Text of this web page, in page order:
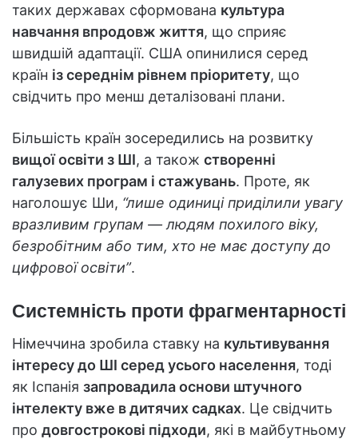
таких державах сформована культура
навчання впродовж життя, що сприяє
швидшій адаптації. США опинилися серед
країн із середнім рівнем пріоритету, що
свідчить про менш деталізовані плани.
Більшість країн зосередились на розвитку
вищої освіти з ШІ, а також створенні
галузевих програм і стажувань. Проте, як
наголошує Ши, “лише одиниці приділили увагу
вразливим групам — людям похилого віку,
безробітним або тим, хто не має доступу до
цифрової освіти”.
Системність проти фрагментарності
Німеччина зробила ставку на культивування
інтересу до ШІ серед усього населення, тоді
як Іспанія запровадила основи штучного
інтелекту вже в дитячих садках. Це свідчить
про довгострокові підходи, які в майбутньому